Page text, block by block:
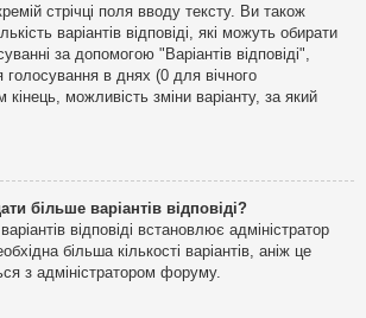
стрічці поля вводу тексту. Ви також
варіантів відповіді, які можуть обирати
за допомогою "Варіантів відповіді",
в днях (0 для вічного
кінець, можливість зміни варіанту, за який
більше варіантів відповіді?
відповіді встановлює адміністратор
більша кількості варіантів, аніж це
з адміністратором форуму.